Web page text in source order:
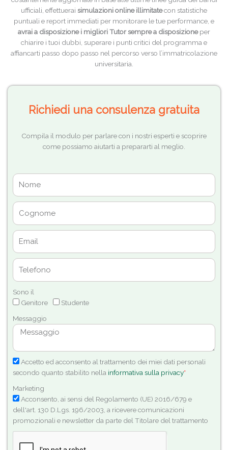
ufficiali, effettuerai simulazioni online illimitatecon statistiche
puntuali e report immediati per monitorare le tue performance, e
avrai a disposizione i migliori Tutor sempre a disposizioneper
chiarire i tuoi dubbi, superare i punti critici del programma e
affiancarti passo dopo passo nel percorso verso l’immatricolazione
universitaria.
Richiedi una consulenza gratuita
Compila il modulo per parlare con i nostri esperti e scoprire
come possiamo aiutarti a prepararti al meglio.
Sono il
Genitore
Studente
Messaggio
Accetto ed acconsento al trattamento dei miei dati personali
secondo quanto stabilito nella informativa sulla privacy*
Marketing
Acconsento, ai sensi del Regolamento (UE) 2016/679 e
dell'art. 130 D.Lgs. 196/2003, a ricevere comunicazioni
promozionali e newsletter da parte del Titolare del trattamento